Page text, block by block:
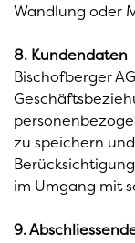
Wandlung oder
8. Kundendaten
Bischofberger
zu speichern
im Umgang mit
9.